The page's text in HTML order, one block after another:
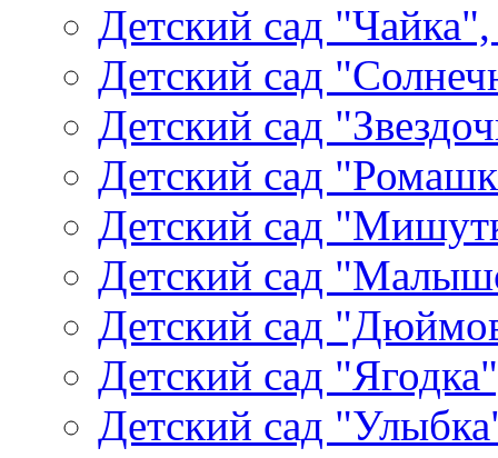
Детский сад
Детский сад
Детский сад
Детский сад
Детский сад
Детский сад
Детский сад
Детский сад
Детский сад